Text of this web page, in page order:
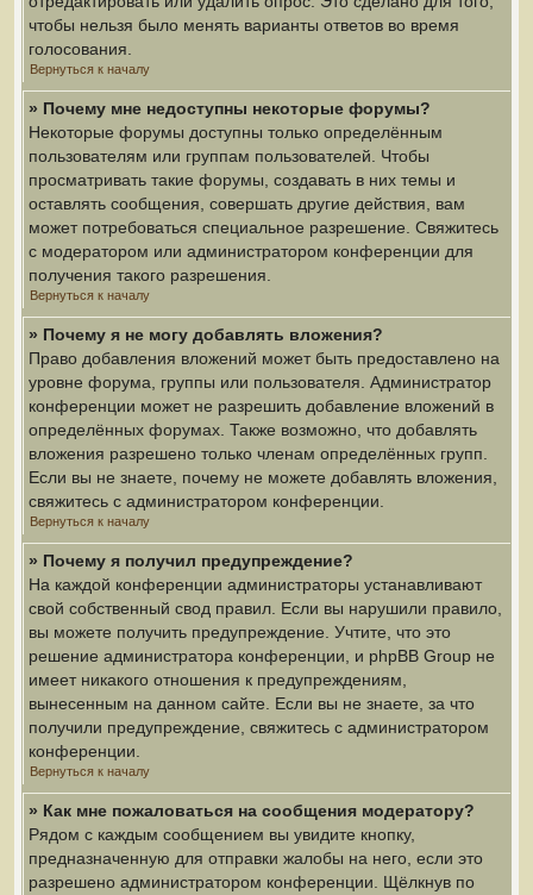
чтобы нельзя было менять варианты ответов во время
голосования.
Вернуться к началу
» Почему мне недоступны некоторые форумы?
Некоторые форумы доступны только определённым
пользователям или группам пользователей. Чтобы
просматривать такие форумы, создавать в них темы и
оставлять сообщения, совершать другие действия, вам
может потребоваться специальное разрешение. Свяжитесь
с модератором или администратором конференции для
получения такого разрешения.
Вернуться к началу
» Почему я не могу добавлять вложения?
Право добавления вложений может быть предоставлено на
уровне форума, группы или пользователя. Администратор
конференции может не разрешить добавление вложений в
определённых форумах. Также возможно, что добавлять
вложения разрешено только членам определённых групп.
Если вы не знаете, почему не можете добавлять вложения,
свяжитесь с администратором конференции.
Вернуться к началу
» Почему я получил предупреждение?
На каждой конференции администраторы устанавливают
свой собственный свод правил. Если вы нарушили правило,
вы можете получить предупреждение. Учтите, что это
решение администратора конференции, и phpBB Group не
имеет никакого отношения к предупреждениям,
вынесенным на данном сайте. Если вы не знаете, за что
получили предупреждение, свяжитесь с администратором
конференции.
Вернуться к началу
» Как мне пожаловаться на сообщения модератору?
Рядом с каждым сообщением вы увидите кнопку,
предназначенную для отправки жалобы на него, если это
разрешено администратором конференции. Щёлкнув по